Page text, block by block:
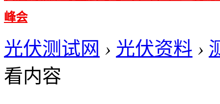
峰会
光伏测试网 › 光伏资料 ›
看内容